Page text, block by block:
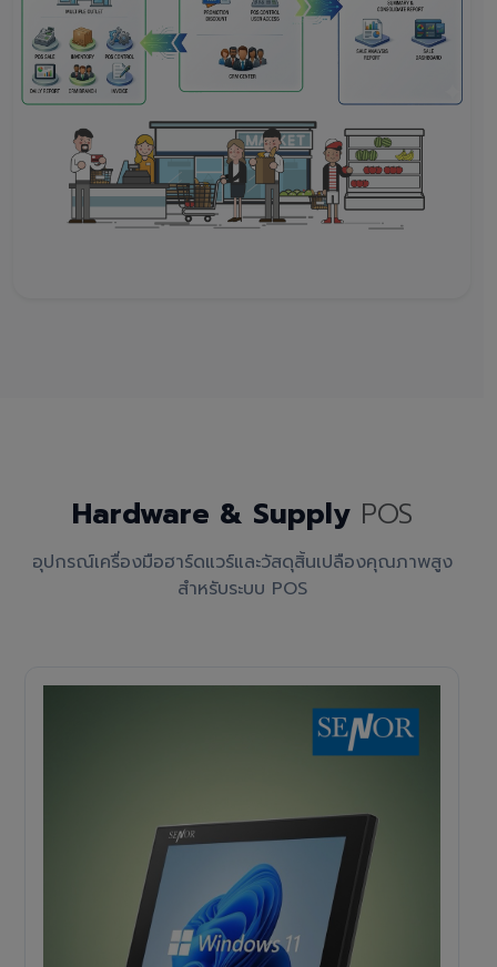
Hardware & Supply POS
อุปกรณ์เครื่องมือฮาร์ดแวร์และวัสดุสิ้นเปลืองคุณภาพสูง
สำหรับระบบ POS